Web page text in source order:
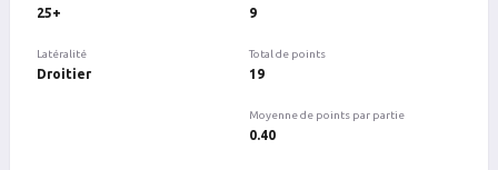
25+
Latéralité
Droitier
9
Total de points
19
Moyenne de points par partie
0.40